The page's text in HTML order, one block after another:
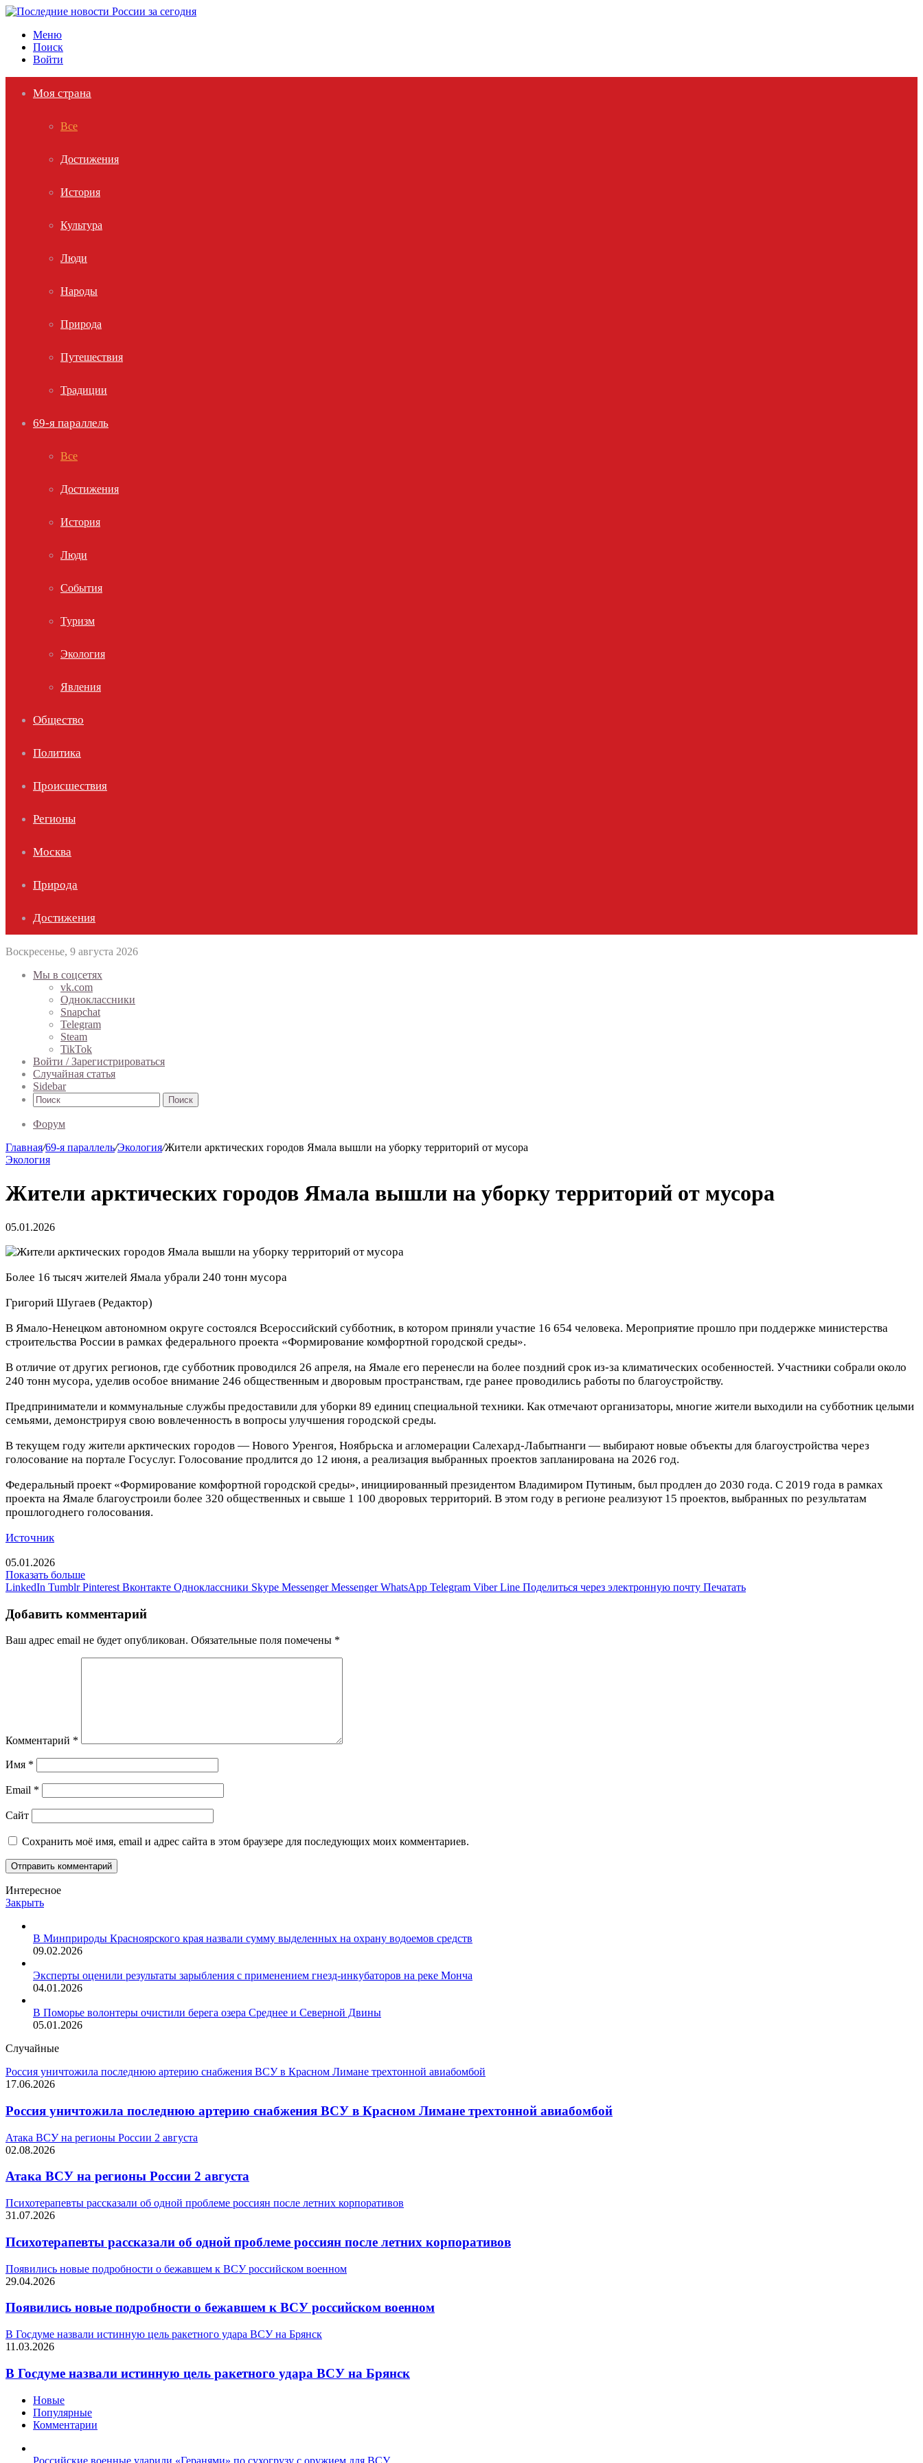
Меню
Поиск
Войти
Моя страна
Все
Достижения
История
Культура
Люди
Народы
Природа
Путешествия
Традиции
69-я параллель
Все
Достижения
История
Люди
События
Туризм
Экология
Явления
Общество
Политика
Происшествия
Регионы
Москва
Природа
Достижения
Воскресенье, 9 августа 2026
Мы в соцсетях
vk.com
Одноклассники
Snapchat
Telegram
Steam
TikTok
Войти / Зарегистрироваться
Случайная статья
Sidebar
Поиск
Форум
Главная/69-я параллель/Экология/Жители арктических городов Ямала вышли на уборку территорий от мусора
Экология
Жители арктических городов Ямала вышли на уборку территорий от мусора
05.01.2026
Более 16 тысяч жителей Ямала убрали 240 тонн мусора
Григорий Шугаев (Редактор)
В Ямало-Ненецком автономном округе состоялся Всероссийский субботник, в котором приняли участие 16 654 человека. Мероприятие прошло при поддержке министерства
строительства России в рамках федерального проекта «Формирование комфортной городской среды».
В отличие от других регионов, где субботник проводился 26 апреля, на Ямале его перенесли на более поздний срок из-за климатических особенностей. Участники собрали около
240 тонн мусора, уделив особое внимание 246 общественным и дворовым пространствам, где ранее проводились работы по благоустройству.
Предприниматели и коммунальные службы предоставили для уборки 89 единиц специальной техники. Как отмечают организаторы, многие жители выходили на субботник целыми
семьями, демонстрируя свою вовлеченность в вопросы улучшения городской среды.
В текущем году жители арктических городов — Нового Уренгоя, Ноябрьска и агломерации Салехард-Лабытнанги — выбирают новые объекты для благоустройства через
голосование на портале Госуслуг. Голосование продлится до 12 июня, а реализация выбранных проектов запланирована на 2026 год.
Федеральный проект «Формирование комфортной городской среды», инициированный президентом Владимиром Путиным, был продлен до 2030 года. С 2019 года в рамках
проекта на Ямале благоустроили более 320 общественных и свыше 1 100 дворовых территорий. В этом году в регионе реализуют 15 проектов, выбранных по результатам
прошлогоднего голосования.
Источник
05.01.2026
Показать больше
LinkedIn Tumblr Pinterest Вконтакте Одноклассники Skype Messenger Messenger WhatsApp Telegram Viber Line Поделиться через электронную почту Печатать
Добавить комментарий
Ваш адрес email не будет опубликован. Обязательные поля помечены *
Комментарий *
Имя *
Email *
Сайт
Сохранить моё имя, email и адрес сайта в этом браузере для последующих моих комментариев.
Интересное
Закрыть
В Минприроды Красноярского края назвали сумму выделенных на охрану водоемов средств
09.02.2026
Эксперты оценили результаты зарыбления с применением гнезд-инкубаторов на реке Монча
04.01.2026
В Поморье волонтеры очистили берега озера Среднее и Северной Двины
05.01.2026
Случайные
Россия уничтожила последнюю артерию снабжения ВСУ в Красном Лимане трехтонной авиабомбой
17.06.2026
Россия уничтожила последнюю артерию снабжения ВСУ в Красном Лимане трехтонной авиабомбой
Атака ВСУ на регионы России 2 августа
02.08.2026
Атака ВСУ на регионы России 2 августа
Психотерапевты рассказали об одной проблеме россиян после летних корпоративов
31.07.2026
Психотерапевты рассказали об одной проблеме россиян после летних корпоративов
Появились новые подробности о бежавшем к ВСУ российском военном
29.04.2026
Появились новые подробности о бежавшем к ВСУ российском военном
В Госдуме назвали истинную цель ракетного удара ВСУ на Брянск
11.03.2026
В Госдуме назвали истинную цель ракетного удара ВСУ на Брянск
Новые
Популярные
Комментарии
Российские военные ударили «Геранями» по сухогрузу с оружием для ВСУ